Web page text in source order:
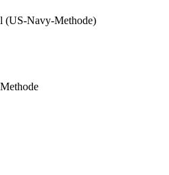
(US-Navy-Methode)